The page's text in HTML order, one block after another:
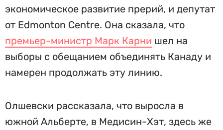
экономическое развитие прерий, и депутат
от Edmonton Centre. Она сказала, что
премьер-министр Марк Карни шел на
выборы с обещанием объединять Канаду и
намерен продолжать эту линию.
Олшевски рассказала, что выросла в
южной Альберте, в Медисин-Хэт, здесь же